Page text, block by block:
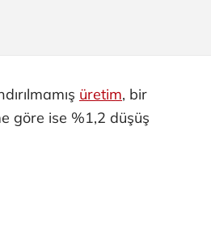
üretim, bir
göre ise %1,2 düşüş